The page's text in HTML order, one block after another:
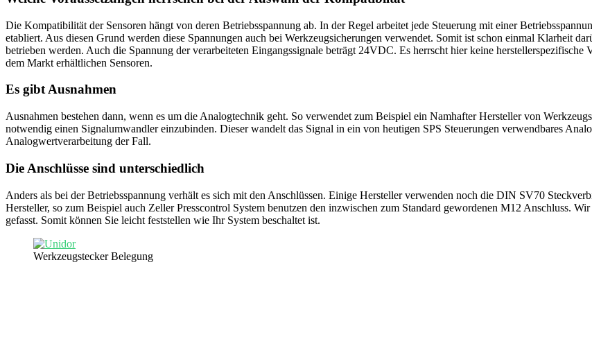
Die Kompatibilität der Sensoren hängt von deren Betriebsspannung ab. In der Regel arbeitet jede Steuerung mit einer
etabliert. Aus diesen Grund werden diese Spannungen auch bei Werkzeugsicherungen verwendet. Somit ist schon einmal Klarheit
betrieben werden. Auch die Spannung der verarbeiteten Eingangssignale beträgt 24VDC. Es herrscht hier keine
dem Markt erhältlichen Sensoren.
Es gibt Ausnahmen
Ausnahmen bestehen dann, wenn es um die Analogtechnik geht. So verwendet zum Beispiel ein Namhafter Hersteller von
notwendig einen Signalumwandler einzubinden. Dieser wandelt das Signal in ein von heutigen SPS Steuerungen verwendbares
Analogwertverarbeitung der Fall.
Die Anschlüsse sind unterschiedlich
Anders als bei der Betriebsspannung verhält es sich mit den Anschlüssen. Einige Hersteller verwenden noch die DIN SV70
Hersteller, so zum Beispiel auch Zeller Presscontrol System benutzen den inzwischen zum Standard gewordenen M12 Anschluss.
gefasst. Somit können Sie leicht feststellen wie Ihr System beschaltet ist.
Werkzeugstecker Belegung